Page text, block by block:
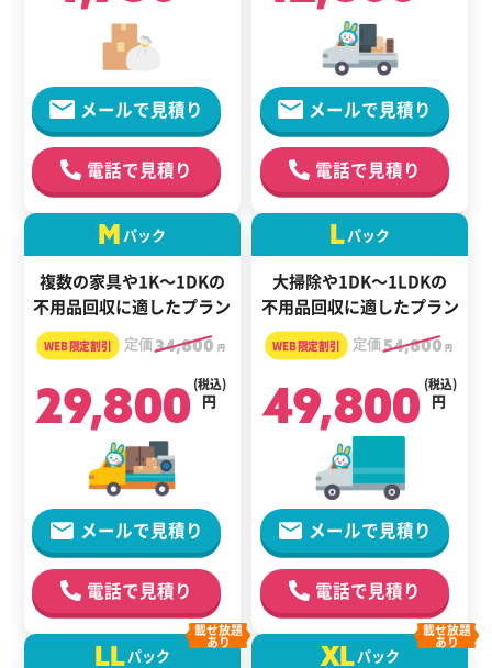
メールで見積り
電話で見積り
メールで見積り
電話で見積り
M パック
複数の家具や1K～1DKの
不用品回収に適したプラン
定価34,800 円
29,800 円
(税込)
メールで見積り
電話で見積り
Lパック
大掃除や1DK～1LDKの
不用品回収に適したプラン
定価54,800 円
49,800 円
(税込)
メールで見積り
電話で見積り
LLパック
載せ放題
あり XLパック
載せ放題
あり